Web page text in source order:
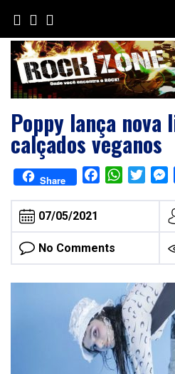
content
Poppy lança nova
calçados veganos
Share FacebookWhatsApp
07/05/2021
No Comments